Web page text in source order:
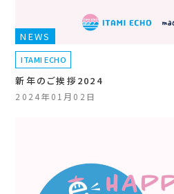
NEWS
ITAMI ECHO
新年のご挨拶2024
2024年01月02日